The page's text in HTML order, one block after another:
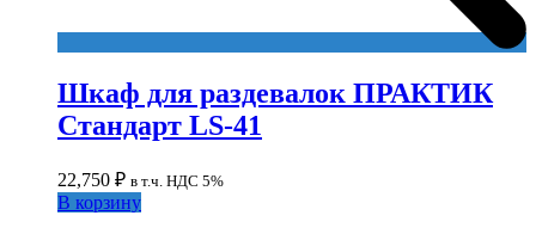
Шкаф для раздевалок ПРАКТИК
Стандарт LS-41
22,750 ₽ в т.ч. НДС 5%
В корзину